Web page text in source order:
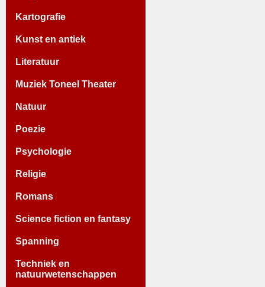
Kartografie
Kunst en antiek
Literatuur
Muziek Toneel Theater
Natuur
Poezie
Psychologie
Religie
Romans
Science fiction en fantasy
Spanning
Techniek en
natuurwetenschappen